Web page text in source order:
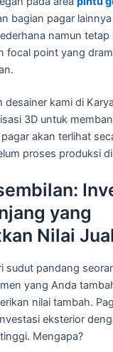
bagian pagar
namun tetap
focal point yang
desainer kami di
3D untuk
akan terlihat
proses produksi
yang
Nilai
sudut pandang
yang Anda
nilai tambah.
eksterior
Mengapa?